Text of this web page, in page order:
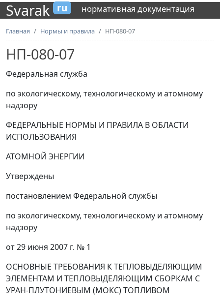
Svarak ru нормативная документация
Главная Нормы и правила НП-080-07
НП-080-07
Федеральная служба
по экологическому, технологическому и атомному
надзору
ФЕДЕРАЛЬНЫЕ НОРМЫ И ПРАВИЛА В ОБЛАСТИ
ИСПОЛЬЗОВАНИЯ
АТОМНОЙ ЭНЕРГИИ
Утверждены
постановлением Федеральной службы
по экологическому, технологическому и атомному
надзору
от 29 июня 2007 г. № 1
ОСНОВНЫЕ ТРЕБОВАНИЯ К ТЕПЛОВЫДЕЛЯЮЩИМ
ЭЛЕМЕНТАМ И ТЕПЛОВЫДЕЛЯЮЩИМ СБОРКАМ С
УРАН-ПЛУТОНИЕВЫМ (МОКС) ТОПЛИВОМ